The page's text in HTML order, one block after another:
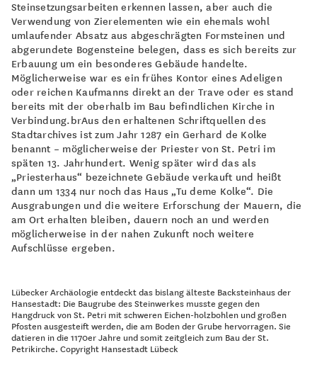
Steinsetzungsarbeiten erkennen lassen, aber auch die
Verwendung von Zierelementen wie ein ehemals wohl
umlaufender Absatz aus abgeschrägten Formsteinen und
abgerundete Bogensteine belegen, dass es sich bereits zur
Erbauung um ein besonderes Gebäude handelte.
Möglicherweise war es ein frühes Kontor eines Adeligen
oder reichen Kaufmanns direkt an der Trave oder es stand
bereits mit der oberhalb im Bau befindlichen Kirche in
Verbindung.brAus den erhaltenen Schriftquellen des
Stadtarchives ist zum Jahr 1287 ein Gerhard de Kolke
benannt – möglicherweise der Priester von St. Petri im
späten 13. Jahrhundert. Wenig später wird das als
„Priesterhaus“ bezeichnete Gebäude verkauft und heißt
dann um 1334 nur noch das Haus „Tu deme Kolke“. Die
Ausgrabungen und die weitere Erforschung der Mauern, die
am Ort erhalten bleiben, dauern noch an und werden
möglicherweise in der nahen Zukunft noch weitere
Aufschlüsse ergeben.
Lübecker Archäologie entdeckt das bislang älteste Backsteinhaus der
Hansestadt: Die Baugrube des Steinwerkes musste gegen den
Hangdruck von St. Petri mit schweren Eichen-holzbohlen und großen
Pfosten ausgesteift werden, die am Boden der Grube hervorragen. Sie
datieren in die 1170er Jahre und somit zeitgleich zum Bau der St.
Petrikirche. Copyright Hansestadt Lübeck